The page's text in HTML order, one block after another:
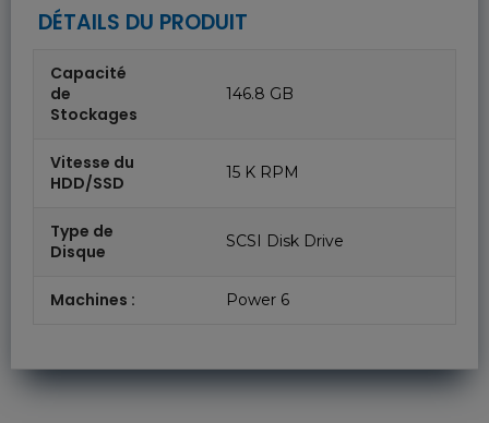
DÉTAILS DU PRODUIT
Capacité
de
Stockages
146.8 GB
Vitesse du
HDD/SSD
15 K RPM
Type de
Disque
SCSI Disk Drive
Machines : Power 6